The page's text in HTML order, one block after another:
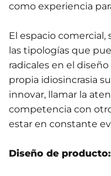
como experiencia
El espacio
las tipologías que
radicales en el
propia idiosincrasia
innovar, llamar la
competencia con
estar en constante
Diseño de